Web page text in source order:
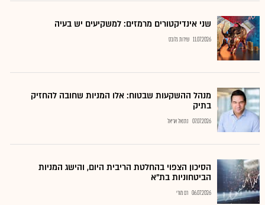
שני אינדיקטורים מרמזים: למשקיעים יש בעיה
11.07.2026 שירות גלובס
מנהל ההשקעות שבטוח: אלו המניות שחובה להחזיק
בתיק
07.07.2026 נתנאל אריאל
הסיכון הצפוי בהחלטת הריבית היום, והישג המניות
הביטחוניות בת"א
06.07.2026 רם מורי